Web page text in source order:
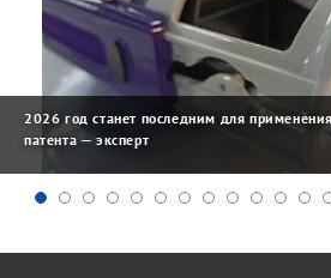
2026 год станет последним для применения
патента — эксперт